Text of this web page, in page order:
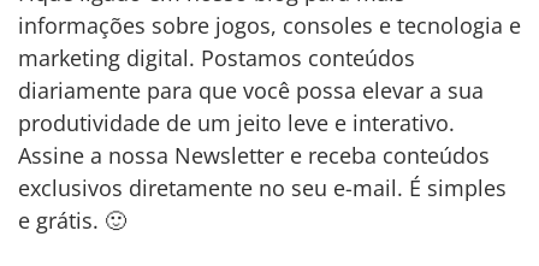
informações sobre jogos, consoles e tecnologia e
marketing digital. Postamos conteúdos
diariamente para que você possa elevar a sua
produtividade de um jeito leve e interativo.
Assine a nossa Newsletter e receba conteúdos
exclusivos diretamente no seu e-mail. É simples
e grátis. 🙂